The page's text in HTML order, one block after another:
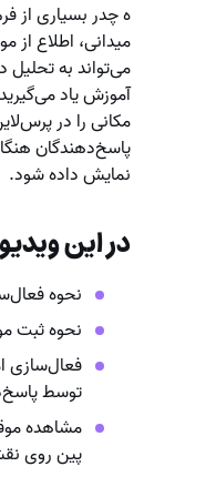
ه چدر بسیاری از
میدانی، اطلاع
می‌تواند به
آموزش یاد
مکانی را در
پاسخ‌دهندگان
نمایش داده شود.
در این
نحوه
نحوه ثبت
فعال‌سازی
توسط
مشاهده
پین روی